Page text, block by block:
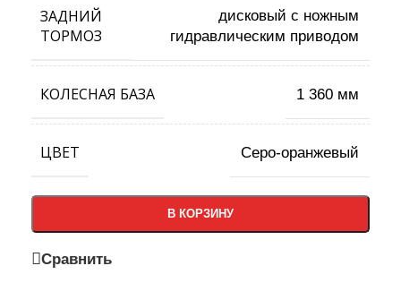
ЗАДНИЙ
ТОРМОЗ
дисковый с ножным
гидравлическим приводом
КОЛЕСНАЯ БАЗА 1 360 мм
ЦВЕТ Серо-оранжевый
В КОРЗИНУ
Сравнить